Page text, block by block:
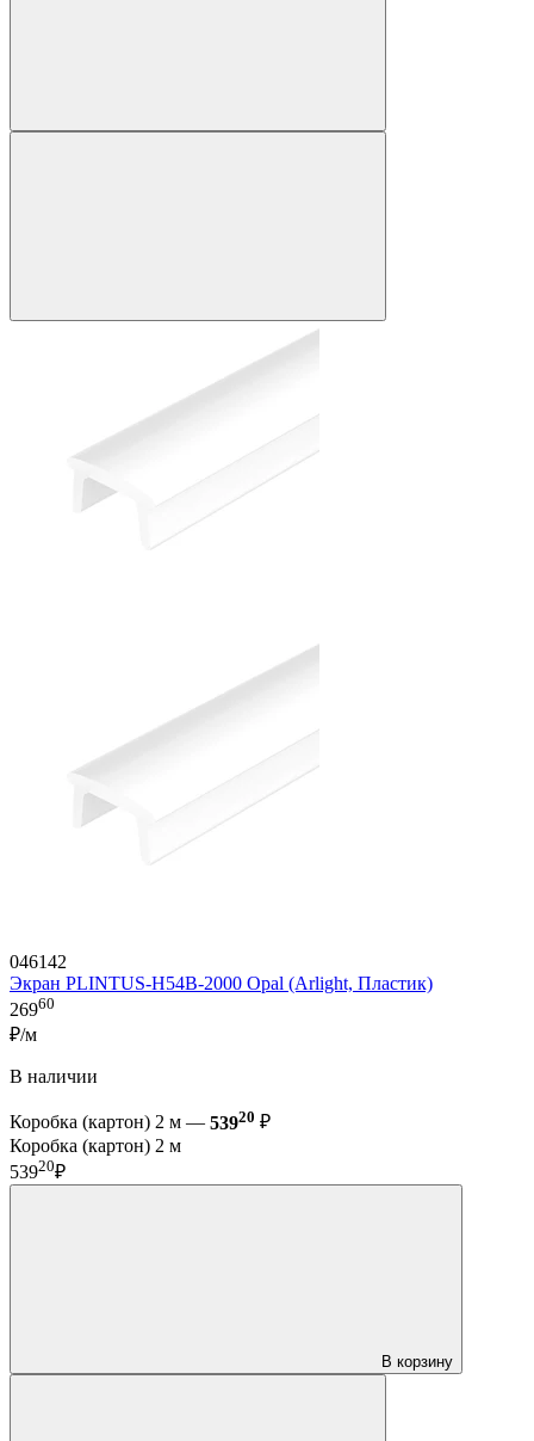
046142
Экран PLINTUS-H54B-2000 Opal (Arlight, Пластик)
26960
₽/м
В наличии
Коробка (картон) 2 м — 53920 ₽
Коробка (картон) 2 м
53920₽
В корзину